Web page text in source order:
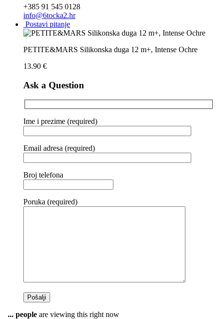
+385 91 545 0128
info@6tocka2.hr
Postavi pitanje
PETITE&MARS Silikonska duga 12 m+, Intense Ochre
13.90 €
Ask a Question
Ime i prezime (required)
Email adresa (required)
Broj telefona
Poruka (required)
... people are viewing this right now